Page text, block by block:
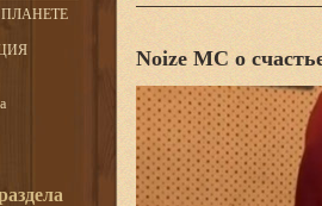
Noize MC о